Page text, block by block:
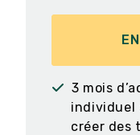
3 mois
individuel
créer des